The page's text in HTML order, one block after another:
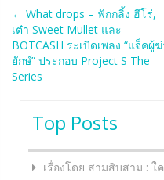
Post
navigation
← What drops – ฟักกลิ้ง ฮีโร่,
เต๋า Sweet Mullet และ
BOTCASH ระเบิดเพลง “แจ็คผู้
ยักษ์” ประกอบ Project S The
Series
Top Posts
เรื่องโดย สามสิบสาม : ใ